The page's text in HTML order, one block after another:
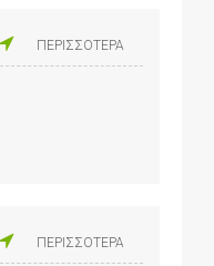
ΠΕΡΙΣΣΟΤΕΡΑ
ΠΕΡΙΣΣΟΤΕΡΑ